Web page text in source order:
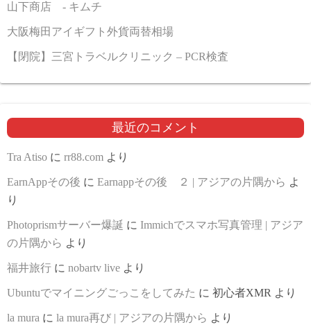
山下商店 - キムチ
大阪梅田アイギフト外貨両替相場
【閉院】三宮トラベルクリニック – PCR検査
最近のコメント
Tra Atiso に rr88.com より
EarnAppその後 に Earnappその後 ２ | アジアの片隅から よ
り
Photoprismサーバー爆誕 に Immichでスマホ写真管理 | アジア
の片隅から より
福井旅行 に nobartv live より
Ubuntuでマイニングごっこをしてみた に 初心者XMR より
la mura に la mura再び | アジアの片隅から より